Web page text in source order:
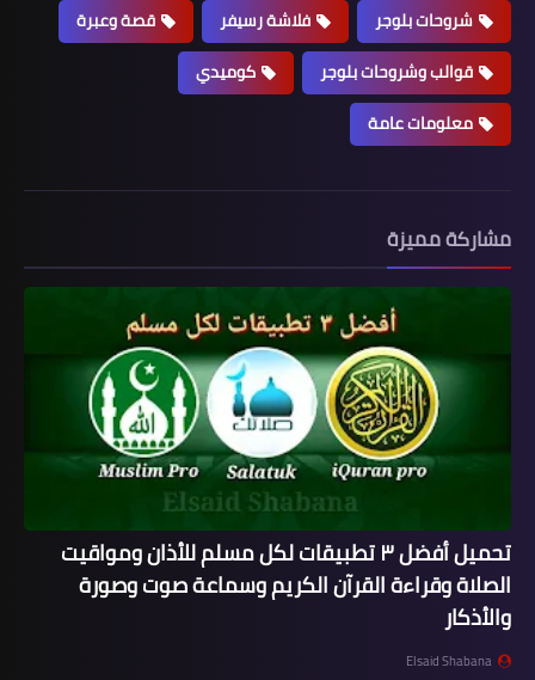
شروحات بلوجر
فلاشة رسيفر
قصة وعبرة
قوالب وشروحات بلوجر
كوميدي
معلومات عامة
مشاركة مميزة
تحميل أفضل ٣ تطبيقات لكل مسلم للأذان ومواقيت
الصلاة وقراءة القرآن الكريم وسماعة صوت وصورة
والأذكار
Elsaid Shabana